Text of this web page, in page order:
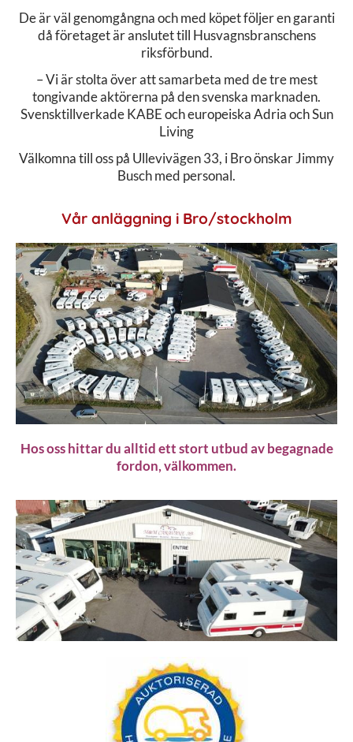
De är väl genomgångna och med köpet följer en garanti
då företaget är anslutet till Husvagnsbranschens
riksförbund.
– Vi är stolta över att samarbeta med de tre mest
tongivande aktörerna på den svenska marknaden.
Svensktillverkade KABE och europeiska Adria och Sun
Living
Välkomna till oss på Ullevivägen 33, i Bro önskar Jimmy
Busch med personal.
Vår anläggning i Bro/stockholm
Hos oss hittar du alltid ett stort utbud av begagnade
fordon, välkommen.